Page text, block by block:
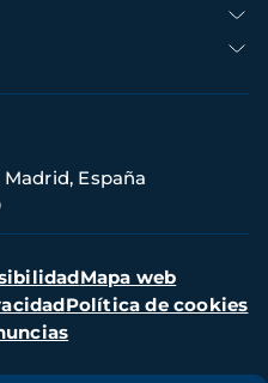
España
Mapa web
Política de cookies